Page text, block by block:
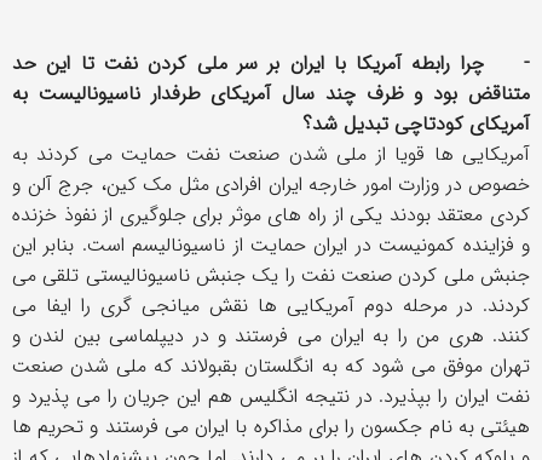
- چرا رابطه آمریکا با ایران بر سر ملی کردن نفت تا این حد
متناقض بود و ظرف چند سال آمریکای طرفدار ناسیونالیست به
آمریکای کودتاچی تبدیل شد؟
آمریکایی ها قویا از ملی شدن صنعت نفت حمایت می کردند به
خصوص در وزارت امور خارجه ایران افرادی مثل مک کین، جرج آلن و
کردی معتقد بودند یکی از راه های موثر برای جلوگیری از نفوذ خزنده
و فزاینده کمونیست در ایران حمایت از ناسیونالیسم است. بنابر این
جنبش ملی کردن صنعت نفت را یک جنبش ناسیونالیستی تلقی می
کردند. در مرحله دوم آمریکایی ها نقش میانجی گری را ایفا می
کنند. هری من را به ایران می فرستند و در دیپلماسی بین لندن و
تهران موفق می شود که به انگلستان بقبولاند که ملی شدن صنعت
نفت ایران را بپذیرد. در نتیجه انگلیس هم این جریان را می پذیرد و
هیئتی به نام جکسون را برای مذاکره با ایران می فرستند و تحریم ها